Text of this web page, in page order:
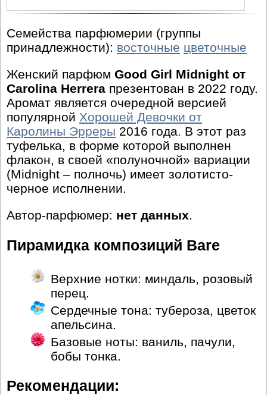
Семейства парфюмерии (группы
принадлежности): восточные цветочные
Женский парфюм Good Girl Midnight от
Carolina Herrera презентован в 2022 году.
Аромат является очередной версией
популярной Хорошей Девочки от
Каролины Эрреры 2016 года. В этот раз
туфелька, в форме которой выполнен
флакон, в своей «полуночной» вариации
(Midnight – полночь) имеет золотисто-
черное исполнении.
Автор-парфюмер: нет данных.
Пирамидка композиций Bare
Верхние нотки: миндаль, розовый
перец.
Сердечные тона: тубероза, цветок
апельсина.
Базовые ноты: ваниль, пачули,
бобы тонка.
Рекомендации: